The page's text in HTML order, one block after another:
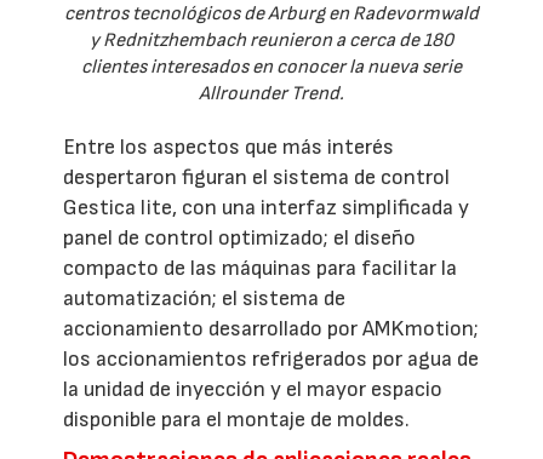
centros tecnológicos de Arburg en Radevormwald
y Rednitzhembach reunieron a cerca de 180
clientes interesados en conocer la nueva serie
Allrounder Trend.
Entre los aspectos que más interés
despertaron figuran el sistema de control
Gestica lite, con una interfaz simplificada y
panel de control optimizado; el diseño
compacto de las máquinas para facilitar la
automatización; el sistema de
accionamiento desarrollado por AMKmotion;
los accionamientos refrigerados por agua de
la unidad de inyección y el mayor espacio
disponible para el montaje de moldes.